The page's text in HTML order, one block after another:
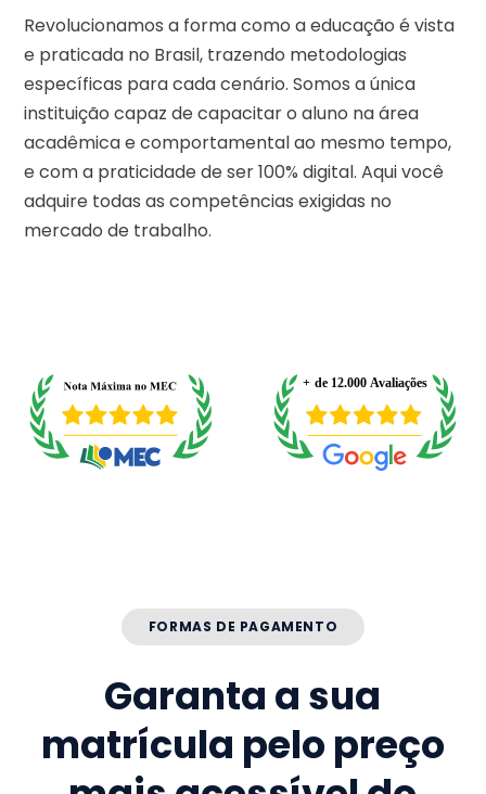
Revolucionamos a forma como a educação é vista
e praticada no Brasil, trazendo metodologias
específicas para cada cenário. Somos a única
instituição capaz de capacitar o aluno na área
acadêmica e comportamental ao mesmo tempo,
e com a praticidade de ser 100% digital. Aqui você
adquire todas as competências exigidas no
mercado de trabalho.
FORMAS DE PAGAMENTO
Garanta a sua
matrícula pelo preço